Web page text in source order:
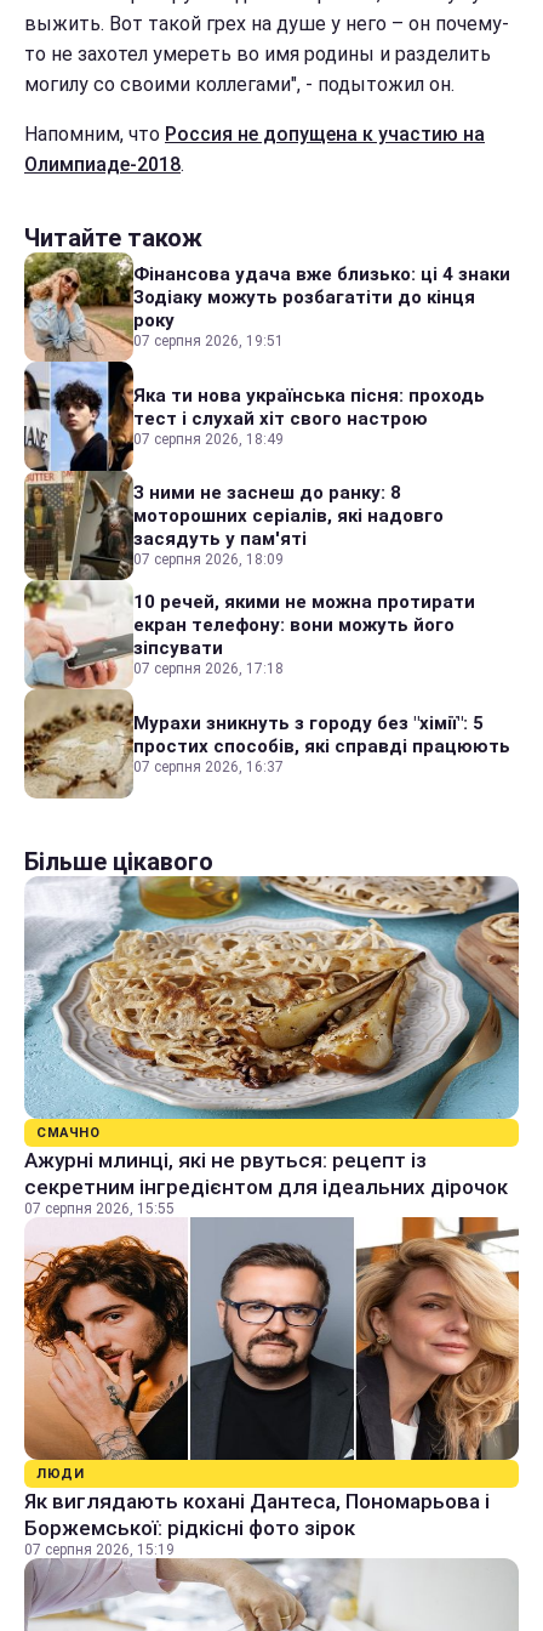
выжить. Вот такой грех на душе у него – он почему-
то не захотел умереть во имя родины и разделить
могилу со своими коллегами", - подытожил он.
Напомним, что Россия не допущена к участию на
Олимпиаде-2018.
Читайте також
Фінансова удача вже близько: ці 4 знаки
Зодіаку можуть розбагатіти до кінця
року
07 серпня 2026, 19:51
Яка ти нова українська пісня: проходь
тест і слухай хіт свого настрою
07 серпня 2026, 18:49
З ними не заснеш до ранку: 8
моторошних серіалів, які надовго
засядуть у пам'яті
07 серпня 2026, 18:09
10 речей, якими не можна протирати
екран телефону: вони можуть його
зіпсувати
07 серпня 2026, 17:18
Мурахи зникнуть з городу без "хімії": 5
простих способів, які справді працюють
07 серпня 2026, 16:37
Більше цікавого
СМАЧНО
Ажурні млинці, які не рвуться: рецепт із
секретним інгредієнтом для ідеальних дірочок
07 серпня 2026, 15:55
ЛЮДИ
Як виглядають кохані Дантеса, Пономарьова і
Боржемської: рідкісні фото зірок
07 серпня 2026, 15:19